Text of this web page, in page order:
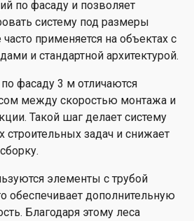
по фасаду и позволяет
систему под размеры
применяется на объектах с
и стандартной архитектурой.
фасаду 3 м отличаются
между скоростью монтажа и
Такой шаг делает систему
строительных задач и снижает
элементы с трубой
обеспечивает дополнительную
Благодаря этому леса